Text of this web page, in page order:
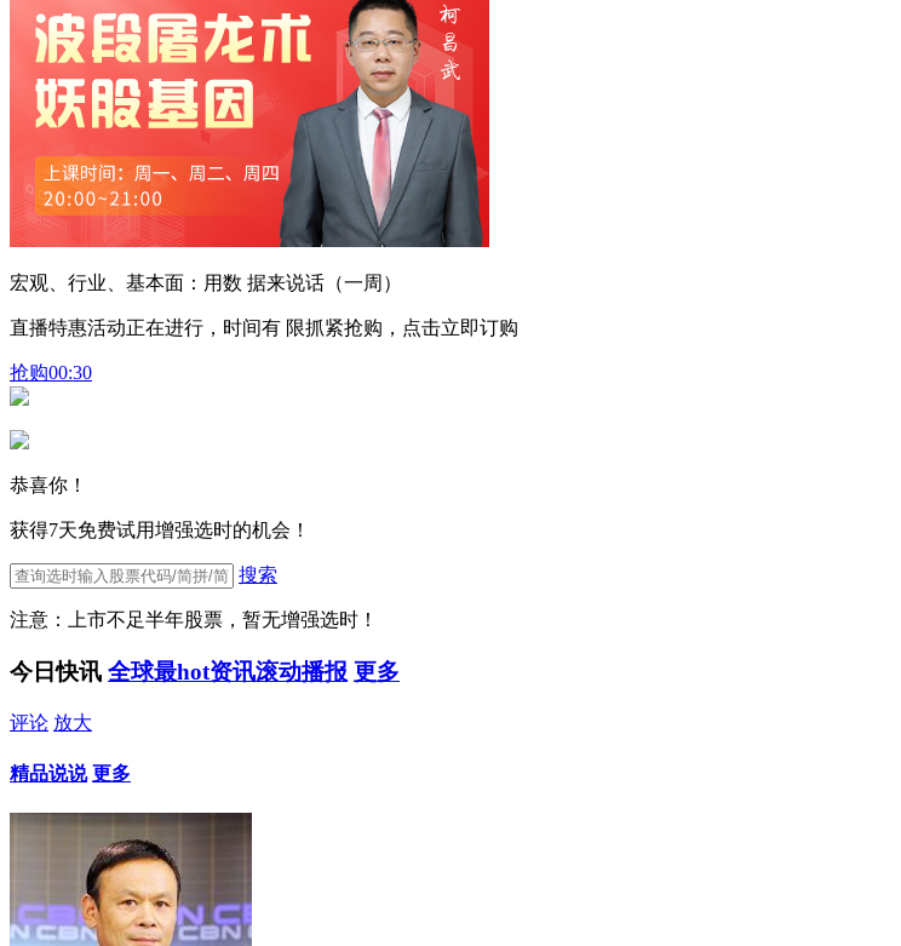
宏观、行业、基本面：用数 据来说话（一周）
直播特惠活动正在进行，时间有 限抓紧抢购，点击立即订购
抢购00:30
恭喜你！
获得7天免费试用增强选时的机会！
搜索
注意：上市不足半年股票，暂无增强选时！
今日快讯 全球最hot资讯滚动播报 更多
评论 放大
精品说说 更多